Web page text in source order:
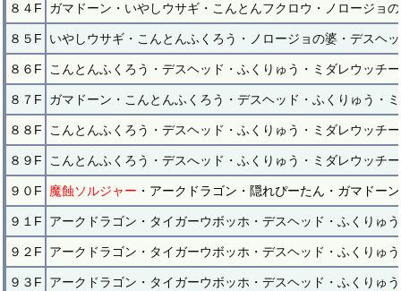
８４F ガマドーン・いやしウサギ・こんとんフクロウ・ノロージョ
８５F いやしウサギ・こんとんふくろう・ノロージョの婆・デスヘ
８６F こんとんふくろう・デスヘッド・ふくりゅう・ミダレウッチ
８７F ガマドーン・こんとんふくろう・デスヘッド・ふくりゅう・
８８F こんとんふくろう・デスヘッド・ふくりゅう・ミダレウッチ
８９F こんとんふくろう・デスへッド・ふくりゅう・ミダレウッチ
９０F 魔蝕ソルジャー ・アークドラゴン・隠れぴーたん・ガマドー
９１F アークドラゴン・タイガーウボッホ・デスヘッド・ふくりゅ
９２F アークドラゴン・タイガーウボッホ・デスヘッド・ふくりゅ
９３F アークドラゴン・タイガーウボッホ・デスヘッド・ふくりゅ